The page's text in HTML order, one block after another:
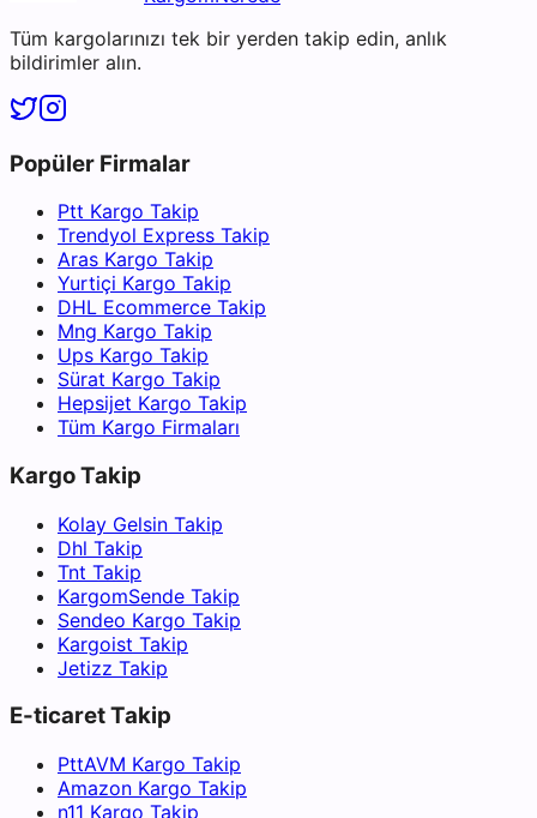
Tüm kargolarınızı tek bir yerden takip edin, anlık
bildirimler alın.
Popüler Firmalar
Ptt Kargo Takip
Trendyol Express Takip
Aras Kargo Takip
Yurtiçi Kargo Takip
DHL Ecommerce Takip
Mng Kargo Takip
Ups Kargo Takip
Sürat Kargo Takip
Hepsijet Kargo Takip
Tüm Kargo Firmaları
Kargo Takip
Kolay Gelsin Takip
Dhl Takip
Tnt Takip
KargomSende Takip
Sendeo Kargo Takip
Kargoist Takip
Jetizz Takip
E-ticaret Takip
PttAVM Kargo Takip
Amazon Kargo Takip
n11 Kargo Takip